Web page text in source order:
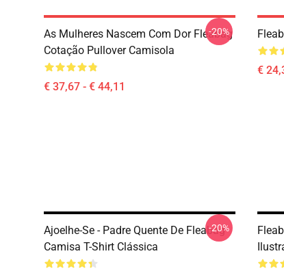
As Mulheres Nascem Com Dor Fleabag
Cotação Pullover Camisola
€ 37,67 - € 44,11
-20%
€
Ajoelhe-Se - Padre Quente De Fleabag
Camisa T-Shirt Clássica
-20%